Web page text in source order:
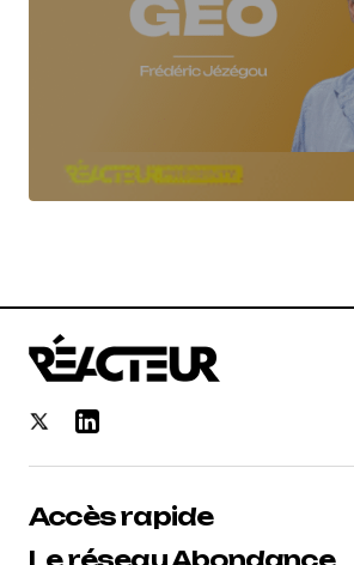
Accès rapide